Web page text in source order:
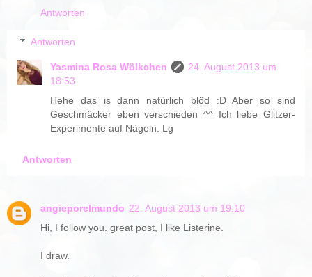
Antworten
Antworten
Yasmina Rosa Wölkchen
24. August 2013 um
18:53
Hehe das is dann natürlich blöd :D Aber so sind
Geschmäcker eben verschieden ^^ Ich liebe Glitzer-
Experimente auf Nägeln. Lg
Antworten
angieporelmundo 22. August 2013 um 19:10
Hi, I follow you. great post, I like Listerine.
I draw.